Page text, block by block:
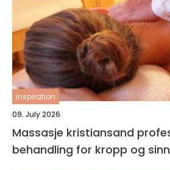
inspiration
09. July 2026
Massasje kristiansand profesjonell
behandling for kropp og sinn